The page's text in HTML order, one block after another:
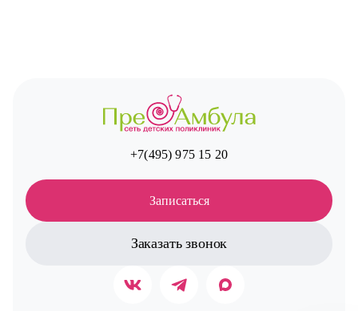
+7(495) 975 15 20
Записаться
Заказать звонок